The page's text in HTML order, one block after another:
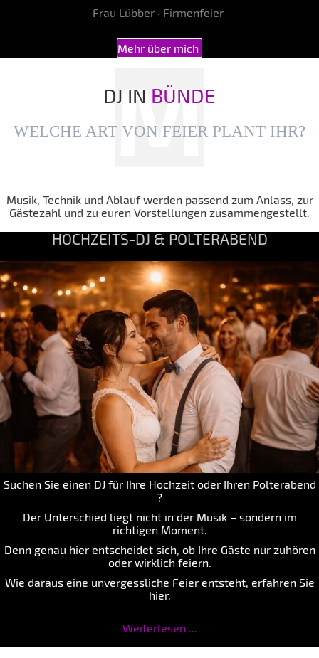
Frau Lübber · Firmenfeier
Mehr über mich
DJ IN BÜNDE
WELCHE ART VON FEIER PLANT IHR?
Musik, Technik und Ablauf werden passend zum Anlass, zur
Gästezahl und zu euren Vorstellungen zusammengestellt.
HOCHZEITS-DJ & POLTERABEND
Suchen Sie einen DJ für Ihre Hochzeit oder Ihren Polterabend
?
Der Unterschied liegt nicht in der Musik – sondern im
richtigen Moment.
Denn genau hier entscheidet sich, ob Ihre Gäste nur zuhören
oder wirklich feiern.
Wie daraus eine unvergessliche Feier entsteht, erfahren Sie
hier.
Weiterlesen ...